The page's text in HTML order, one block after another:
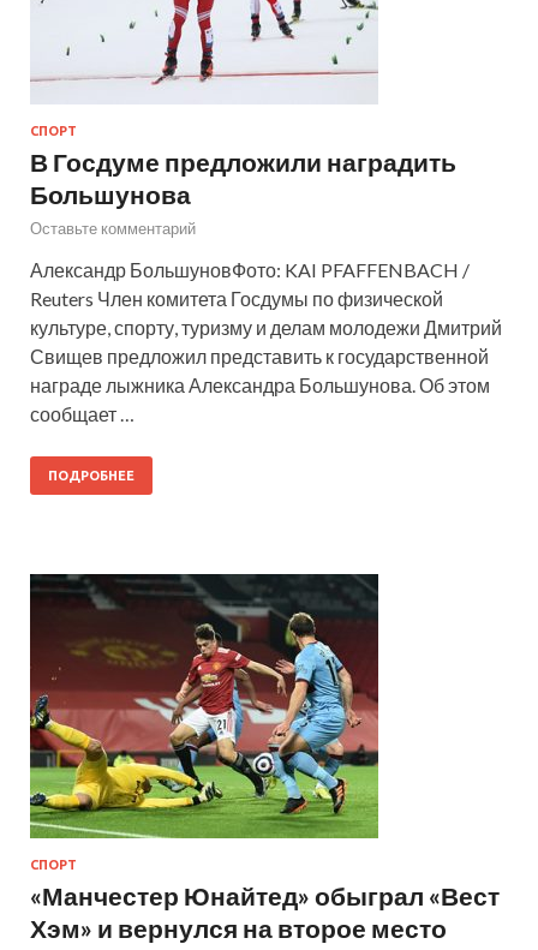
СПОРТ
В Госдуме предложили наградить
Большунова
Оставьте комментарий
Александр БольшуновФото: KAI PFAFFENBACH /
Reuters Член комитета Госдумы по физической
культуре, спорту, туризму и делам молодежи Дмитрий
Свищев предложил представить к государственной
награде лыжника Александра Большунова. Об этом
сообщает …
ПОДРОБНЕЕ
СПОРТ
«Манчестер Юнайтед» обыграл «Вест
Хэм» и вернулся на второе место